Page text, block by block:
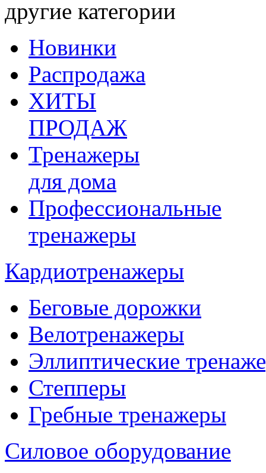
другие категории
Новинки
Распродажа
ХИТЫ
ПРОДАЖ
Тренажеры
для дома
Профессиональные
тренажеры
Кардиотренажеры
Беговые дорожки
Велотренажеры
Эллиптические
Степперы
Гребные тренажеры
Силовое оборудование